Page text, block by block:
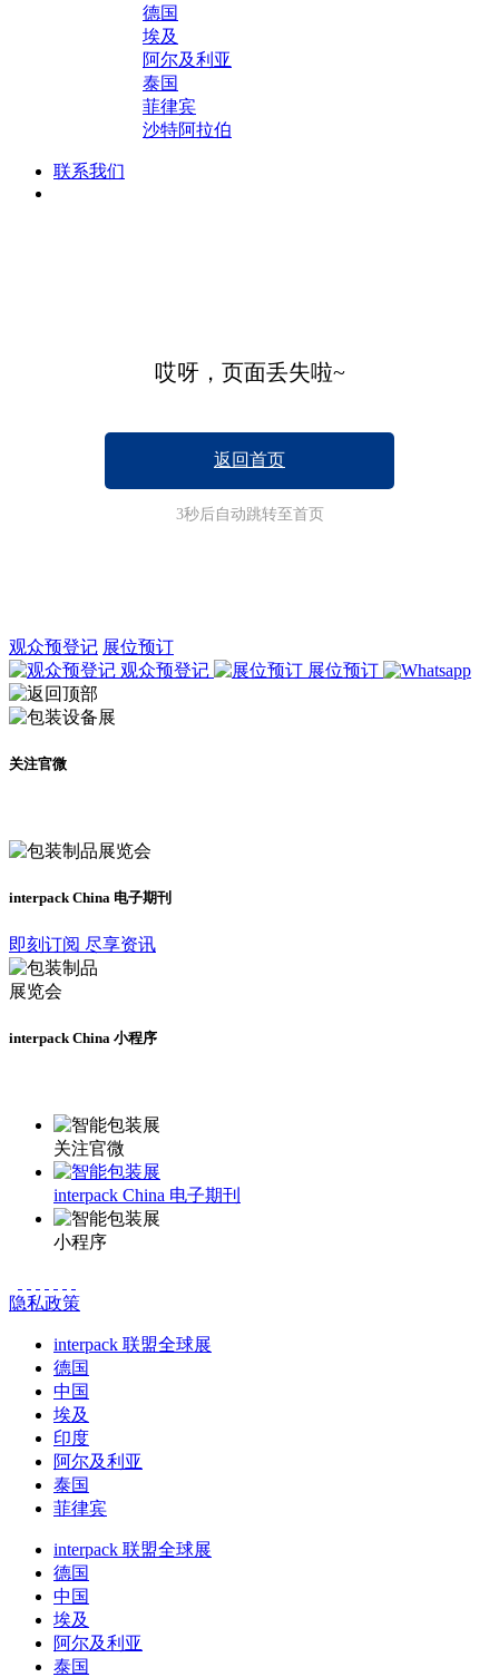
德国
埃及
阿尔及利亚
泰国
菲律宾
沙特阿拉伯
联系我们
哎呀，页面丢失啦~
返回首页
3秒后自动跳转至首页
观众预登记 展位预订
观众预登记
展位预订
关注官微
interpack China 电子期刊
即刻订阅 尽享资讯
interpack China 小程序
关注官微
interpack China 电子期刊
小程序
隐私政策
interpack 联盟全球展
德国
中国
埃及
印度
阿尔及利亚
泰国
菲律宾
interpack 联盟全球展
德国
中国
埃及
阿尔及利亚
泰国